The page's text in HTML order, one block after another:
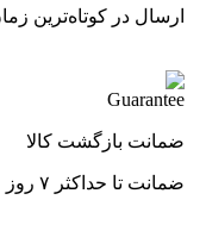
ارسال در کوتاه‌ترین
ضمانت بازگشت کالا
ضمانت تا حداکثر ۷ روز